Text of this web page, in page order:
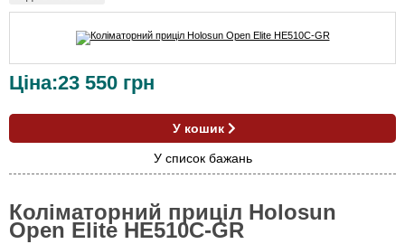
Ціна:23 550 грн
У кошик
У список бажань
Коліматорний приціл Holosun
Open Elite HE510C-GR